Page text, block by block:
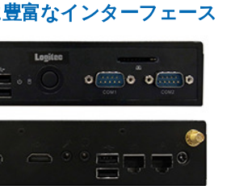
富なインターフェース